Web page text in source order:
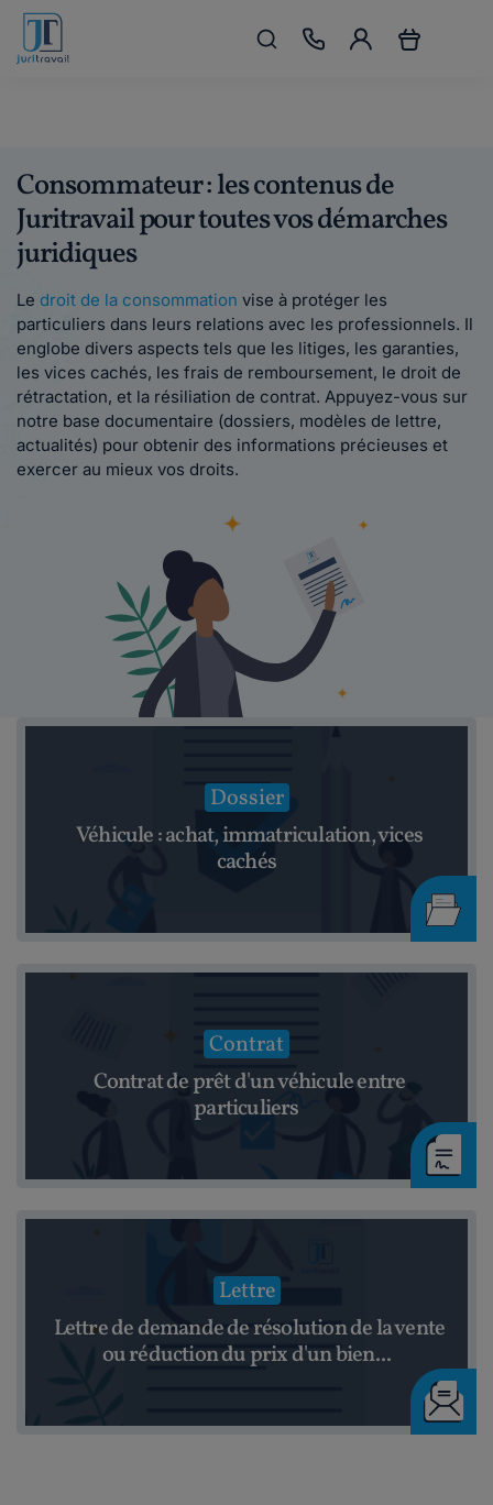
Consommateur : les contenus de
Juritravail pour toutes vos démarches
juridiques
Le droit de la consommation vise à protéger les
particuliers dans leurs relations avec les professionnels. Il
englobe divers aspects tels que les litiges, les garanties,
les vices cachés, les frais de remboursement, le droit de
rétractation, et la résiliation de contrat. Appuyez-vous sur
notre base documentaire (dossiers, modèles de lettre,
actualités) pour obtenir des informations précieuses et
exercer au mieux vos droits.
Dossier
Véhicule : achat, immatriculation, vices
cachés
Contrat
Contrat de prêt d'un véhicule entre
particuliers
Lettre
Lettre de demande de résolution de la vente
ou réduction du prix d'un bien...